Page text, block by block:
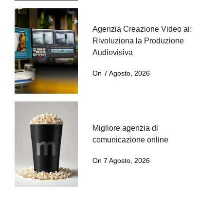
Agenzia Creazione Video ai:
Rivoluziona la Produzione
Audiovisiva
On 7 Agosto, 2026
Migliore agenzia di
comunicazione online
On 7 Agosto, 2026